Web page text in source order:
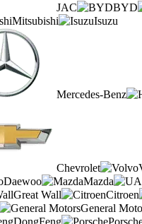
JAC BYD
Mitsubishi
Isuzu
Mercedes-Benz
Chevrolet
Daewoo
Mazda
Great Wall
Citroen
General
DongFeng